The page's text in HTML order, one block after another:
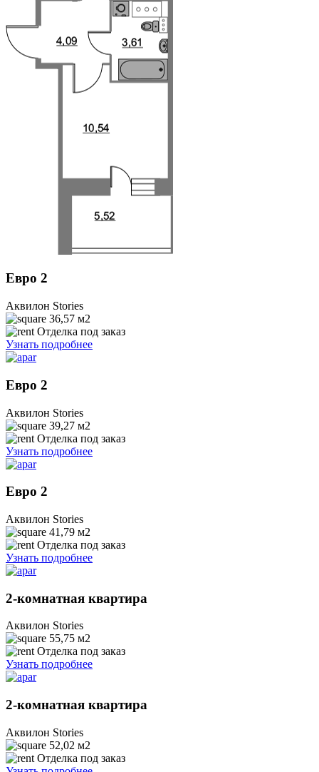
Евро 2
Аквилон Stories
36,57 м2
Отделка под заказ
Узнать подробнее
Евро 2
Аквилон Stories
39,27 м2
Отделка под заказ
Узнать подробнее
Евро 2
Аквилон Stories
41,79 м2
Отделка под заказ
Узнать подробнее
2-комнатная квартира
Аквилон Stories
55,75 м2
Отделка под заказ
Узнать подробнее
2-комнатная квартира
Аквилон Stories
52,02 м2
Отделка под заказ